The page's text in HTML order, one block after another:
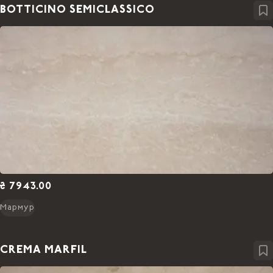
BOTTICINO SEMICLASSICO
₴ 7943.00
Мармур
CREMA MARFIL